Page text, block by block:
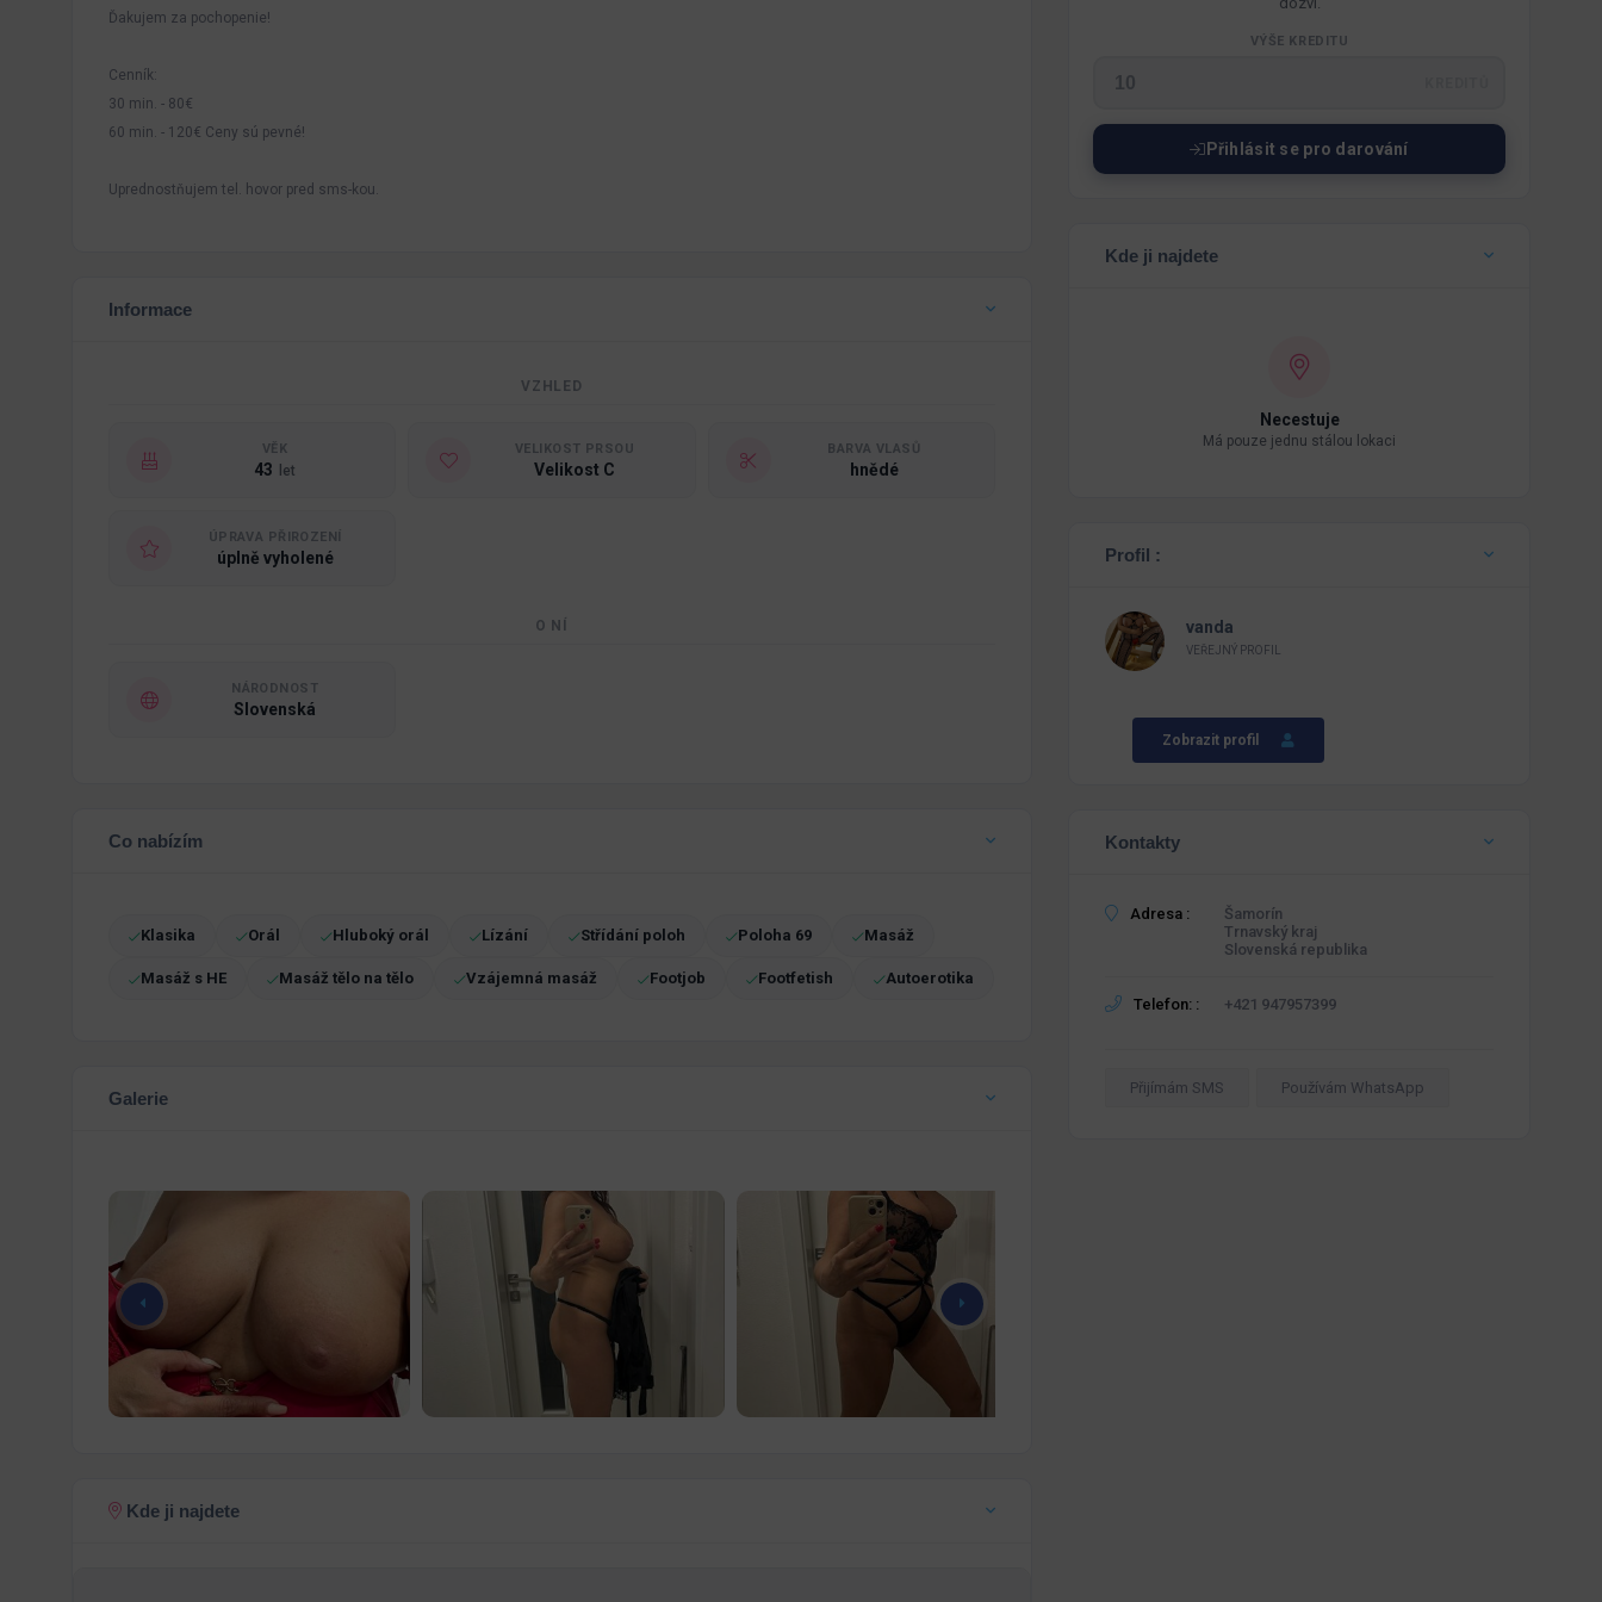
Ďakujem za pochopenie!
Cenník:
30 min. - 80€
60 min. - 120€ Ceny sú pevné!
Uprednostňujem tel. hovor pred sms-kou.
Informace
VZHLED
VĚK
43 let
VELIKOST PRSOU
Velikost C
BARVA VLASŮ
hnědé
ÚPRAVA PŘIROZENÍ
úplně vyholené
O NÍ
NÁRODNOST
Slovenská
Co nabízím
Klasika Orál Hluboký orál Lízání Střídání poloh Poloha 69 Masáž
Masáž s HE Masáž tělo na tělo Vzájemná masáž Footjob Footfetish Autoerotika
Galerie
Kde ji najdete
VÝŠE KREDITU
Přihlásit se pro darování
Kde ji najdete
Necestuje
Má pouze jednu stálou lokaci
Profil :
vanda
VEŘEJNÝ PROFIL
Zobrazit profil
Kontakty
Adresa :
Šamorín
Trnavský kraj
Slovenská republika
Telefon: : +421 947957399
Přijímám SMS Používám WhatsApp